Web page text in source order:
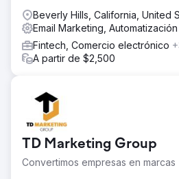
Beverly Hills, California, United
Email Marketing,
Fintech, Comercio electrónico
A partir de $2,500
TD Marketing Group
Convertimos empresas en marcas